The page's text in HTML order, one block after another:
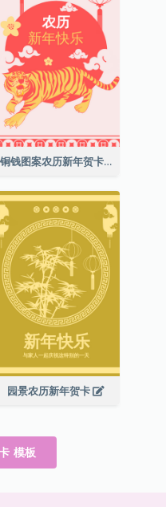
铜钱图案农历新年贺卡
园景农历新年贺卡
模板